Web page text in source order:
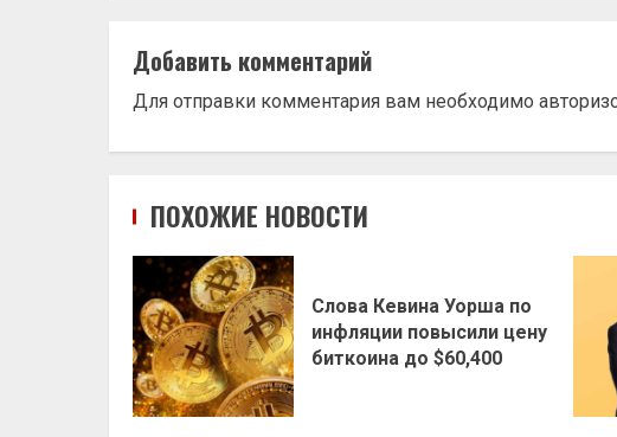
Добавить комментарий
Для отправки комментария вам необходимо
ПОХОЖИЕ НОВОСТИ
Слова Кевина Уорша по
инфляции повысили цену
биткоина до $60,400